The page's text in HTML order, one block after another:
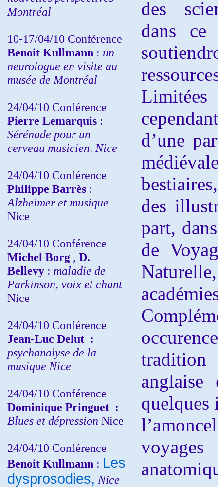
Montréal
10-17/04/10 Conférence
Benoit Kullmann : un
neurologue en visite au
musée de Montréal
24/04/10 Conférence
Pierre Lemarquis :
Sérénade pour un
cerveau musicien, Nice
24/04/10 Conférence
Philippe Barrès :
Alzheimer et musique
Nice
24/04/10 Conférence
Michel Borg , D.
Bellevy : maladie de
Parkinson, voix et chant
Nice
24/04/10 Conférence
Jean-Luc Delut :
psychanalyse de la
musique Nice
24/04/10 Conférence
Dominique Pringuet :
Blues et dépression Nice
24/04/10 Conférence
Benoit Kullmann : Les
dysprosodies, Nice
des
dans ce
d’une
des
part,
de
anglaise
quelques